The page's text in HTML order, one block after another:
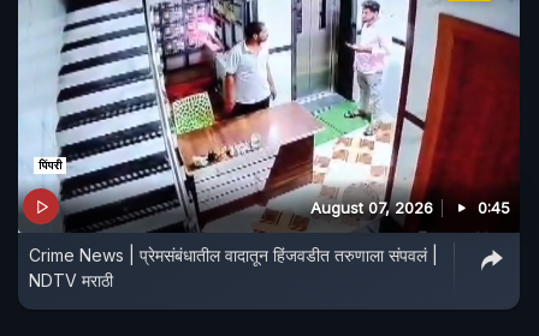
August 07, 2026 0:45
Crime News | प्रेमसंबंधातील वादातून हिंजवडीत तरुणाला संपवलं |
NDTV मराठी